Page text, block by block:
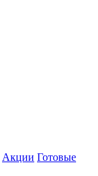
Акции Готовые